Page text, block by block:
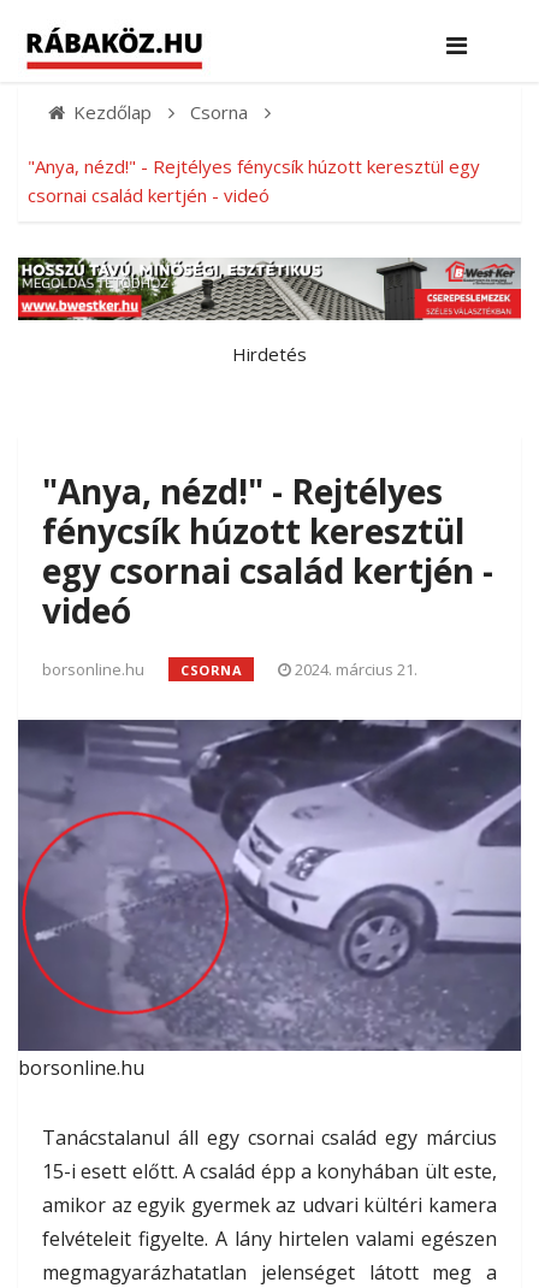
Kezdőlap Csorna
"Anya, nézd!" - Rejtélyes fénycsík húzott keresztül egy
csornai család kertjén - videó
Hirdetés
"Anya, nézd!" - Rejtélyes
fénycsík húzott keresztül
egy csornai család kertjén -
videó
borsonline.hu CSORNA 2024. március 21.
borsonline.hu
Tanácstalanul áll egy csornai család egy március
15-i esett előtt. A család épp a konyhában ült este,
amikor az egyik gyermek az udvari kültéri kamera
felvételeit figyelte. A lány hirtelen valami egészen
megmagyarázhatatlan jelenséget látott meg a